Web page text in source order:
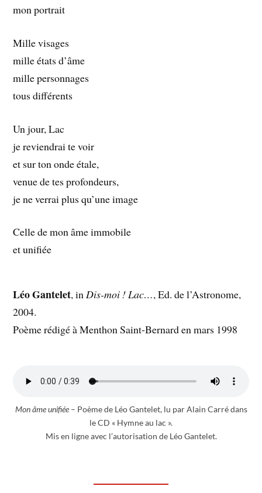
mon portrait
Mille visages
mille états d’âme
mille personnages
tous différents
Un jour, Lac
je reviendrai te voir
et sur ton onde étale,
venue de tes profondeurs,
je ne verrai plus qu’une image
Celle de mon âme immobile
et unifiée
Léo Gantelet, inDis-moi ! Lac…, Ed. de l’Astronome,
2004.
Poème rédigé à Menthon Saint-Bernard en mars 1998
Mon âme unifiée– Poème de Léo Gantelet, lu par Alain Carré dans
le CD « Hymne au lac ».
Mis en ligne avec l’autorisation de Léo Gantelet.